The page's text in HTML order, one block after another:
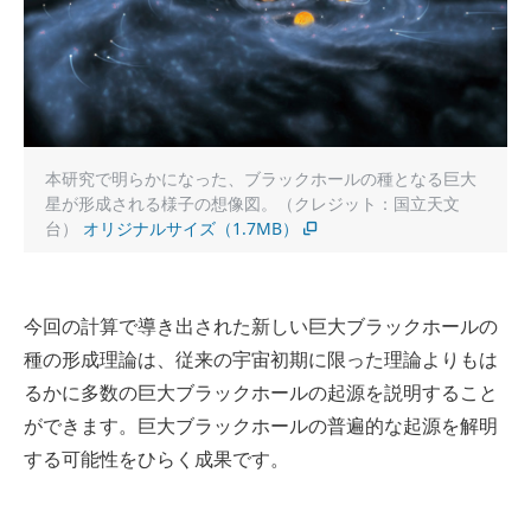
本研究で明らかになった、ブラックホールの種となる巨大
星が形成される様子の想像図。（クレジット：国立天文
台） オリジナルサイズ（1.7MB）
今回の計算で導き出された新しい巨大ブラックホールの
種の形成理論は、従来の宇宙初期に限った理論よりもは
るかに多数の巨大ブラックホールの起源を説明すること
ができます。巨大ブラックホールの普遍的な起源を解明
する可能性をひらく成果です。